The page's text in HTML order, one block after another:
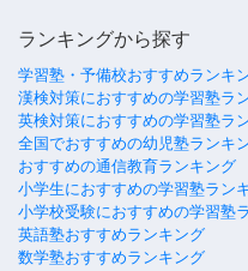
ランキングから探す
学習塾・予備校おすすめランキ
漢検対策におすすめの学習塾ラ
英検対策におすすめの学習塾ラ
全国でおすすめの幼児塾ランキ
おすすめの通信教育ランキング
小学生におすすめの学習塾ラン
小学校受験におすすめの学習塾
英語塾おすすめランキング
数学塾おすすめランキング